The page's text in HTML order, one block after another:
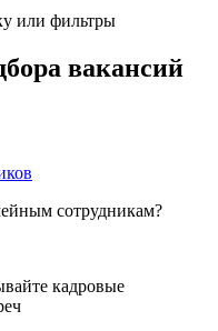
или фильтры
вакансий
сотрудникам?
кадровые